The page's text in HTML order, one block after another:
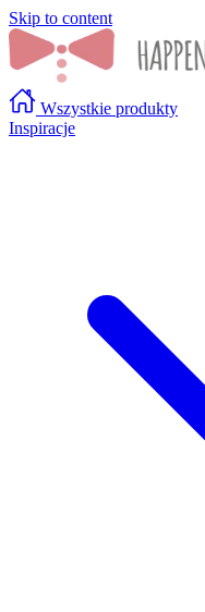
Skip to content
Wszystkie produkty
Inspiracje